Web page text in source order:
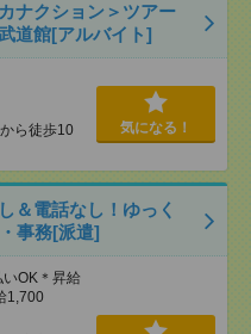
ナクション＞ツアー
道館[アルバイト]
ら徒歩10
気になる！
＆電話なし！ゆっく
事務[派遣]
OK＊昇給
1,700